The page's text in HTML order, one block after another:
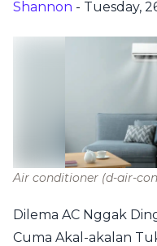
Shannon - Tuesday,
Air conditioner (d-air-
Dilema AC Nggak
Cuma Akal-akalan